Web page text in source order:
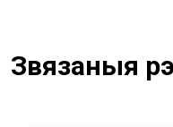
Звязаныя